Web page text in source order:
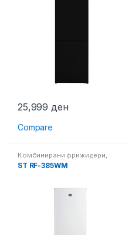
25,999ден
Compare
Комбинирани фрижидери
Фрижидери
ST RF-385WM